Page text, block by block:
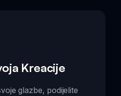
Kreacije
glazbe, podijelite